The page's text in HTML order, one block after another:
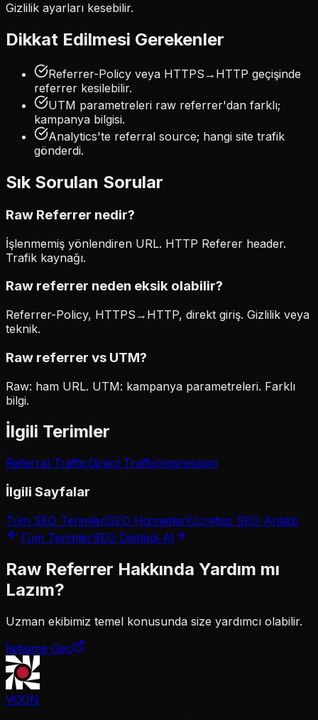
Gizlilik ayarları kesebilir.
Dikkat Edilmesi Gerekenler
Referrer-Policy veya HTTPS→HTTP geçişinde
referrer kesilebilir.
UTM parametreleri raw referrer'dan farklı;
kampanya bilgisi.
Analytics'te referral source; hangi site trafik
gönderdi.
Sık Sorulan Sorular
Raw Referrer nedir?
İşlenmemiş yönlendiren URL. HTTP Referer header.
Trafik kaynağı.
Raw referrer neden eksik olabilir?
Referrer-Policy, HTTPS→HTTP, direkt giriş. Gizlilik veya
teknik.
Raw referrer vs UTM?
Raw: ham URL. UTM: kampanya parametreleri. Farklı
bilgi.
İlgili Terimler
Referral TrafficDirect TrafficImpression
İlgili Sayfalar
Tüm SEO TerimleriSEO HizmetleriÜcretsiz SEO Analizi
Tüm TerimlerSEO Desteği Al
Raw Referrer Hakkında Yardım mı
Lazım?
Uzman ekibimiz temel konusunda size yardımcı olabilir.
İletişime Geç
VOON